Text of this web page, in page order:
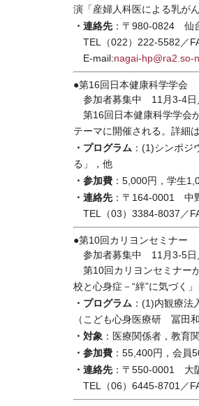
演「産婦人科医による乳が
・連絡先：〒980-0824 仙
TEL（022）222-5582／
E-mail:nagai-hp@ra2.so-
●第16回日本健康科学学会
参加者募集中 11月3-4日
第16回日本健康科学学会
テーマに開催される。詳細
・プログラム ：(1)シンポ
る」，他
・参加費 ：5,000円，学生
・連絡先：〒164-0001 中
TEL（03）3384-8037／
●第10回カリヨンセミナー
参加者募集中 11月3-5日
第10回カリヨンセミナー
校と心身症－“絆”に気づく
・プログラム ：(1)内観療
（こども心身医療研 冨田
・対象 ：医療関係者，教育
・参加費 ：55,400円，会員
・連絡先：〒550-0001 大
TEL（06）6445-8701／